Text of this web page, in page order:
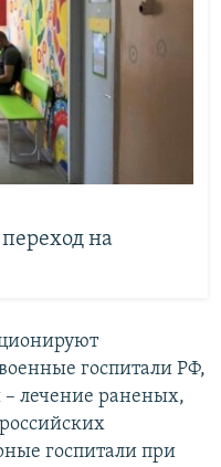
на
госпитали РФ,
лечение раненых,
госпитали при